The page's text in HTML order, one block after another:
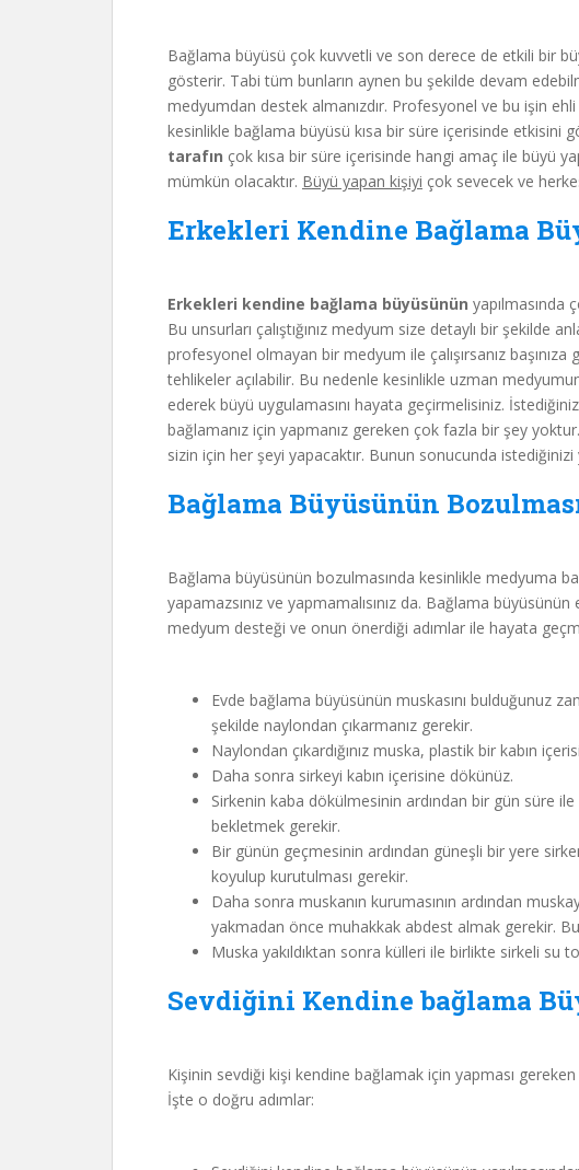
Bağlama büyüsü çok kuvvetli ve son derece de etkili bir
gösterir. Tabi tüm bunların aynen bu şekilde devam
medyumdan destek almanızdır. Profesyonel ve bu işin ehli
kesinlikle bağlama büyüsü kısa bir süre içerisinde etkisini
tarafın çok kısa bir süre içerisinde hangi amaç ile büyü
mümkün olacaktır. Büyü yapan kişiyi çok sevecek ve
Erkekleri Kendine Bağlama
Erkekleri kendine bağlama büyüsünün yapılmasında
Bu unsurları çalıştığınız medyum size detaylı bir şekilde
profesyonel olmayan bir medyum ile çalışırsanız
tehlikeler açılabilir. Bu nedenle kesinlikle uzman
ederek büyü uygulamasını hayata geçirmelisiniz.
bağlamanız için yapmanız gereken çok fazla bir şey
sizin için her şeyi yapacaktır. Bunun sonucunda istediğinizi
Bağlama Büyüsünün
Bağlama büyüsünün bozulmasında kesinlikle medyuma
yapamazsınız ve yapmamalısınız da. Bağlama
medyum desteği ve onun önerdiği adımlar ile hayata
Evde bağlama büyüsünün muskasını bulduğunuz
şekilde naylondan çıkarmanız gerekir.
Naylondan çıkardığınız muska, plastik bir kabın
Daha sonra sirkeyi kabın içerisine dökünüz.
Sirkenin kaba dökülmesinin ardından bir gün süre
bekletmek gerekir.
Bir günün geçmesinin ardından güneşli bir yere
koyulup kurutulması gerekir.
Daha sonra muskanın kurumasının ardından
yakmadan önce muhakkak abdest almak gerekir.
Muska yakıldıktan sonra külleri ile birlikte sirkeli su
Sevdiğini Kendine bağlama
Kişinin sevdiği kişi kendine bağlamak için yapması
İşte o doğru adımlar: